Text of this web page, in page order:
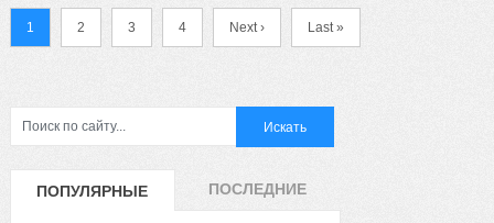
1 2 3 4 Next › Last »
ПОПУЛЯРНЫЕ ПОСЛЕДНИЕ